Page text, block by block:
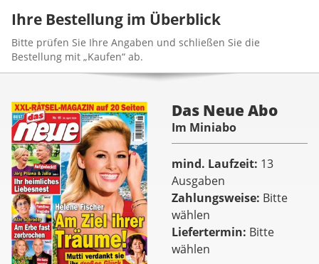
Ihre Bestellung im Überblick
Bitte prüfen Sie Ihre Angaben und schließen Sie die
Bestellung mit „Kaufen“ ab.
Das Neue Abo
Im Miniabo
mind. Laufzeit 13
Ausgaben
Zahlungsweise Bitte
wählen
Liefertermin Bitte
wählen